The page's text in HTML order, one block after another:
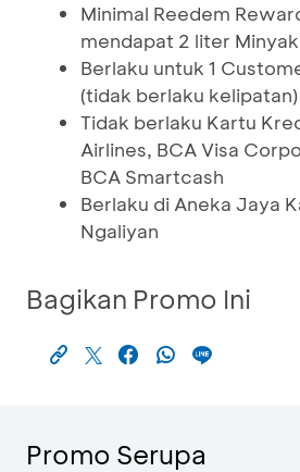
Minimal Reedem
mendapat 2 liter
Berlaku untuk 1
(tidak berlaku kelipatan)
Tidak berlaku Kartu
Airlines, BCA Visa
BCA Smartcash
Berlaku di Aneka Jaya
Ngaliyan
Bagikan Promo Ini
Promo Serupa